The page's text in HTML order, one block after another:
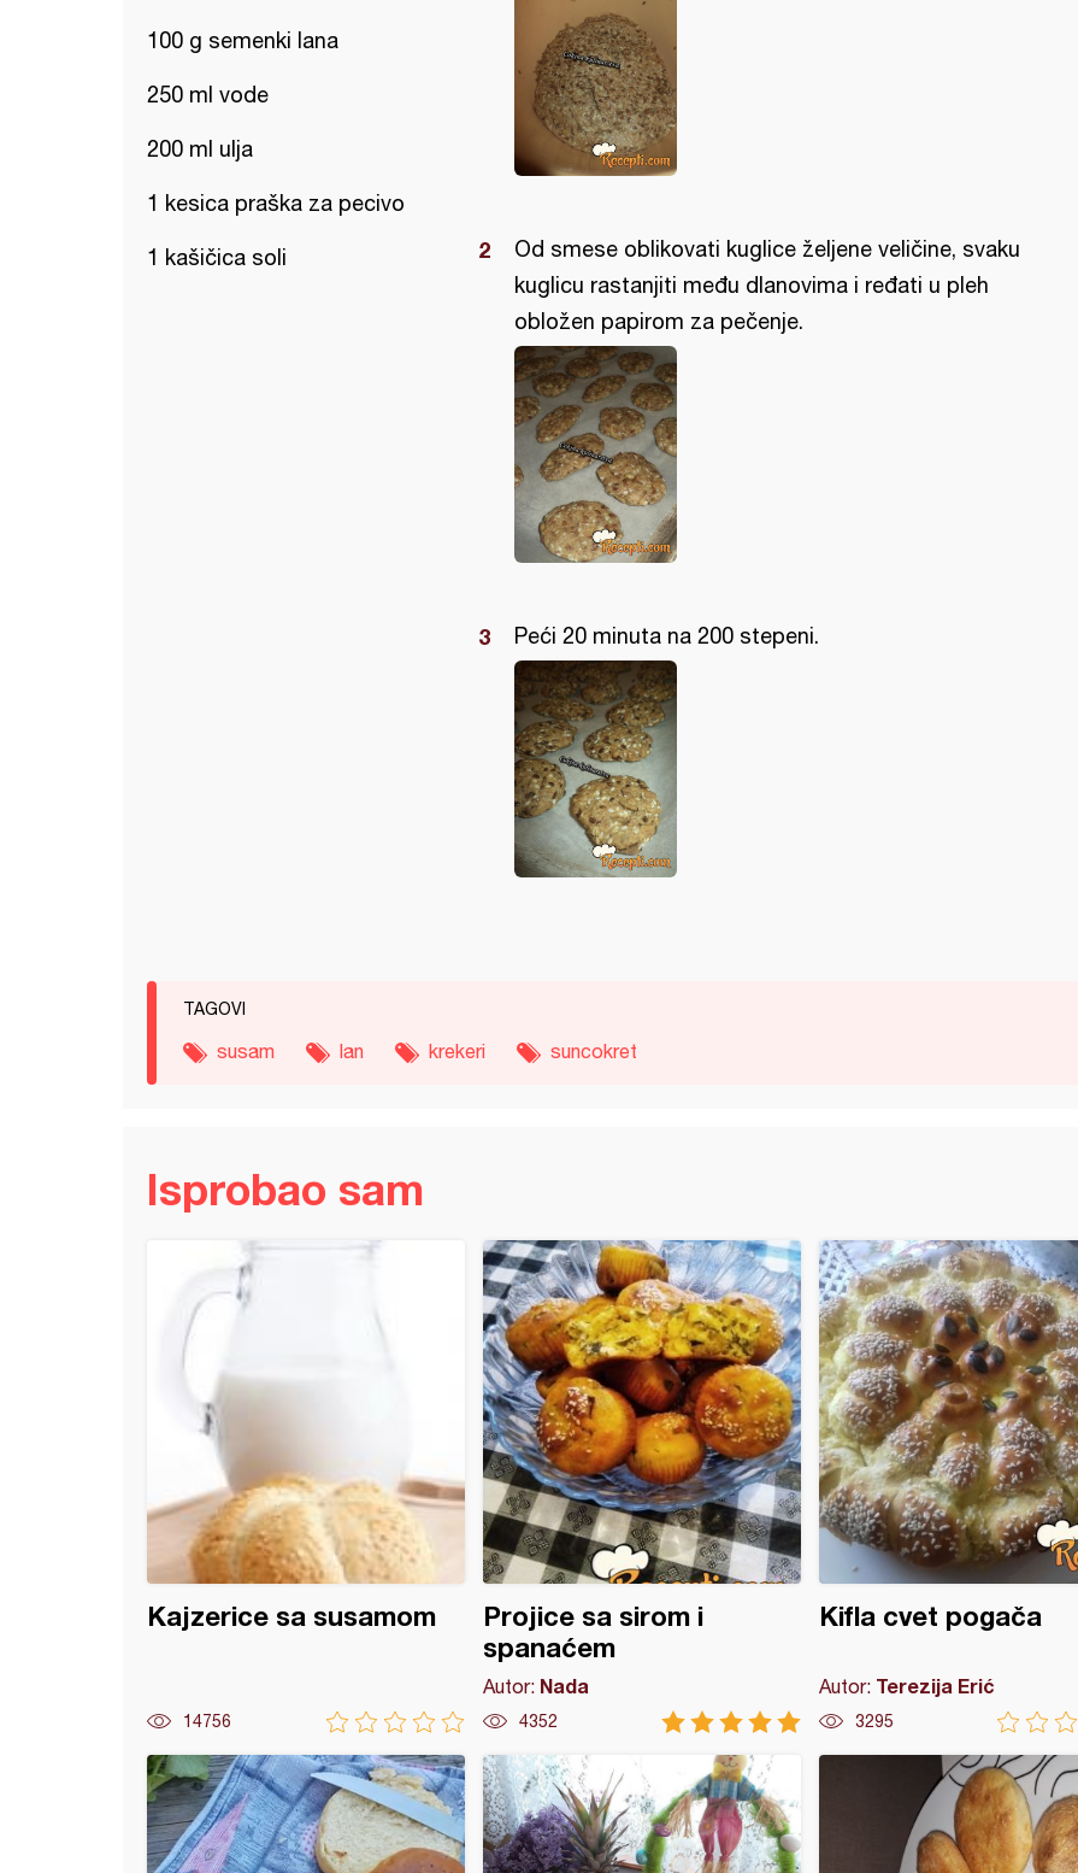
100 g semenki lana
250 ml vode
200 ml ulja
1 kesica praška za pecivo
1 kašičica soli
Od smese oblikovati kuglice željene veličine, svaku
kuglicu rastanjiti među dlanovima i ređati u pleh
obložen papirom za pečenje.
Peći 20 minuta na 200 stepeni.
TAGOVI
susam lan krekeri suncokret
Isprobao sam
Kajzerice sa susamom
14756
Projice sa sirom i
spanaćem
Autor: Nada
4352
Kifla cvet pogača
Autor: Terezija Erić
3295
turska pita sa sirom